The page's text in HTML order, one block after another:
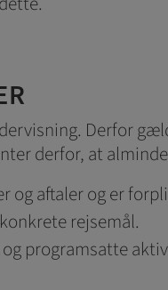
Derfor
derfor, at
og aftaler og er
rejsemål.
programsatte
kan være interessant for
interesserer sig for/